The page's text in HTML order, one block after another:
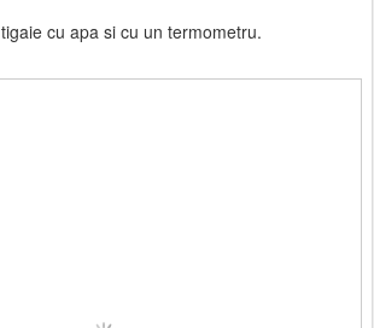
cu apa si cu un termometru.